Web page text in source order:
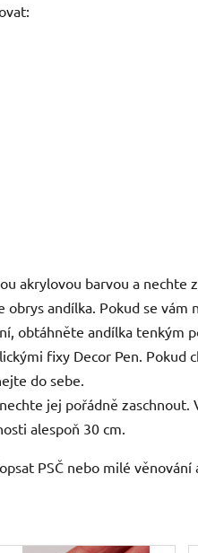
akrylovou barvou a nechte
andílka. Pokud se
obtáhněte andílka tenkým
fixy Decor Pen.
do sebe.
jej pořádně
alespoň 30 cm.
PSČ nebo milé